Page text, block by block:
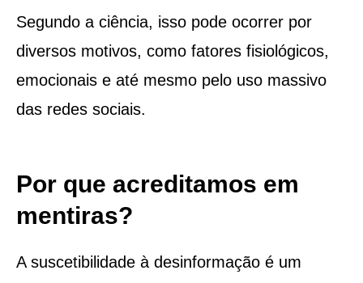
Segundo a ciência, isso pode ocorrer por
diversos motivos, como fatores fisiológicos,
emocionais e até mesmo pelo uso massivo
das redes sociais.
Por que acreditamos em
mentiras?
A suscetibilidade à desinformação é um